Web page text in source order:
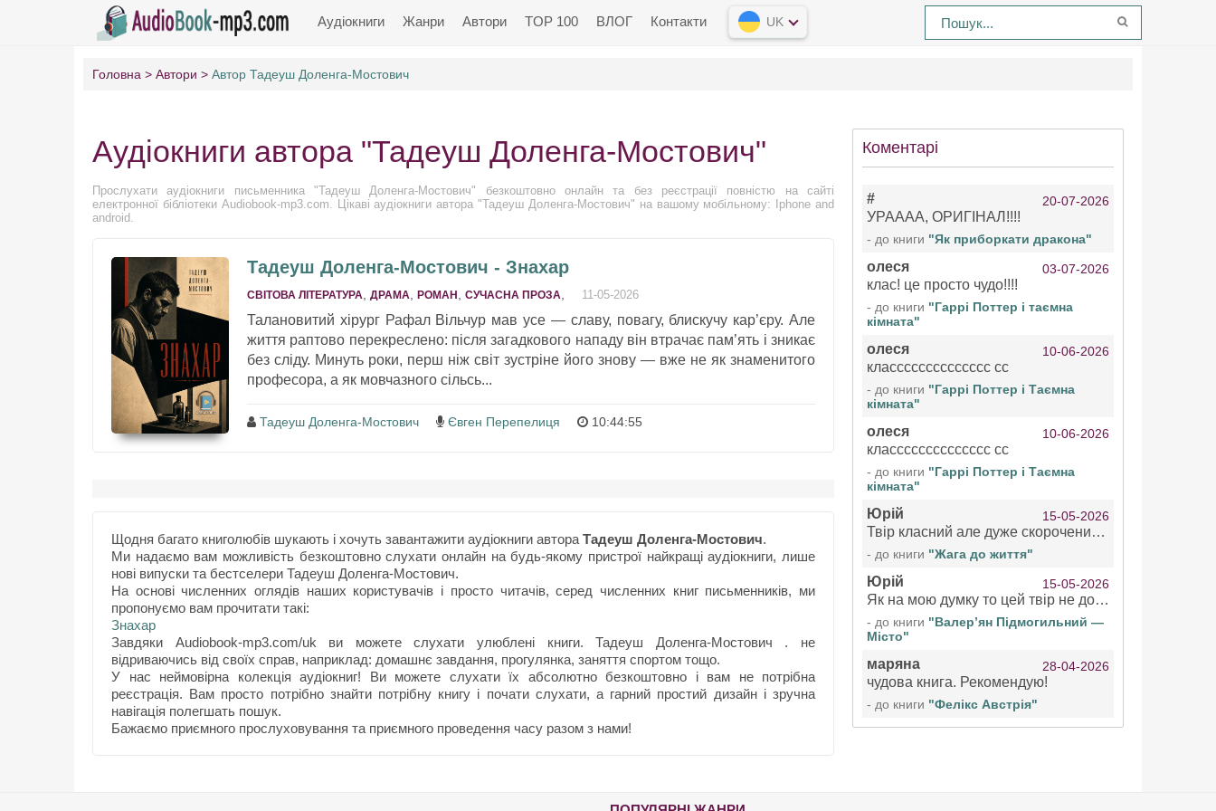
Аудіокниги Жанри Автори TOP 100 ВЛОГ Контакти UK
Головна Автори Автор Тадеуш Доленга-Мостович
Аудіокниги автора "Тадеуш Доленга-Мостович"
Прослухати аудіокниги письменника "Тадеуш Доленга-Мостович" безкоштовно онлайн та без реєстрації повністю на сайті
електронної бібліотеки Audiobook-mp3.com. Цікаві аудіокниги автора "Тадеуш Доленга-Мостович" на вашому мобільному: Iphone and
android.
Тадеуш Доленга-Мостович - Знахар
СВІТОВА ЛІТЕРАТУРА ДРАМA РОМАН СУЧАСНА ПРОЗА 11-05-2026
Талановитий хірург Рафал Вільчур мав усе — славу, повагу, блискучу кар’єру. Але
життя раптово перекреслено: після загадкового нападу він втрачає пам’ять і зникає
без сліду. Минуть роки, перш ніж світ зустріне його знову — вже не як знаменитого
професора, а як мовчазного сільсь...
Тадеуш Доленга-Мостович Євген Перепелиця 10:44:55
Щодня багато книголюбів шукають і хочуть завантажити аудіокниги автора Тадеуш Доленга-Мостович.
Ми надаємо вам можливість безкоштовно слухати онлайн на будь-якому пристрої найкращі аудіокниги, лише
нові випуски та бестселери Тадеуш Доленга-Мостович.
На основі численних оглядів наших користувачів і просто читачів, серед численних книг письменників, ми
пропонуємо вам прочитати такі:
Знахар
Завдяки Audiobook-mp3.com/uk ви можете слухати улюблені книги. Тадеуш Доленга-Мостович . не
відриваючись від своїх справ, наприклад: домашнє завдання, прогулянка, заняття спортом тощо.
У нас неймовірна колекція аудіокниг! Ви можете слухати їх абсолютно безкоштовно і вам не потрібна
реєстрація. Вам просто потрібно знайти потрібну книгу і почати слухати, а гарний простий дизайн і зручна
навігація полегшать пошук.
Бажаємо приємного прослуховування та приємного проведення часу разом з нами!
Коментарі
# 20-07-2026
УРАААА, ОРИГІНАЛ!!!!
- до книги "Як приборкати дракона"
олеся 03-07-2026
клас! це просто чудо!!!!
- до книги "Гаррі Поттер і таємна
кімната"
олеся 10-06-2026
класссссссссссссс сс
- до книги "Гаррі Поттер і Таємна
кімната"
олеся 10-06-2026
класссссссссссссс сс
- до книги "Гаррі Поттер і Таємна
кімната"
Юрій 15-05-2026
Твір класний але дуже скорочений якщо вже озвучуєте то бажано цілі твори
- до книги "Жага до життя"
Юрій 15-05-2026
Як на мою думку то цей твір не дотягує бути у топ 100 аудіокниг
- до книги "Валер’ян Підмогильний —
Місто"
маряна 28-04-2026
чудова книга. Рекомендую!
- до книги "Фелікс Австрія"